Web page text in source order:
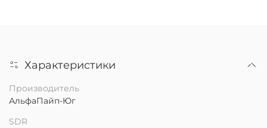
Характеристики
Производитель
АльфаПайп-Юг
SDR